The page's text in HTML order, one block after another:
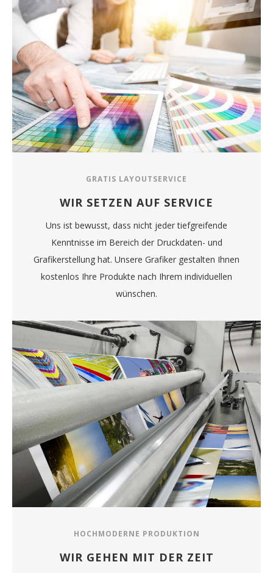
GRATIS LAYOUTSERVICE
WIR SETZEN AUF SERVICE
Uns ist bewusst, dass nicht jeder tiefgreifende
Kenntnisse im Bereich der Druckdaten- und
Grafikerstellung hat. Unsere Grafiker gestalten Ihnen
kostenlos Ihre Produkte nach Ihrem individuellen
wünschen.
HOCHMODERNE PRODUKTION
WIR GEHEN MIT DER ZEIT